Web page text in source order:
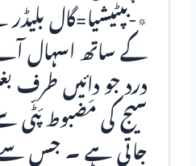
٭-بپٹیشیا=گال
کے ساتھ اسہال
درد جو دائیں طرف
سیج کی مَضبوط
جاتی ہے ۔ جس